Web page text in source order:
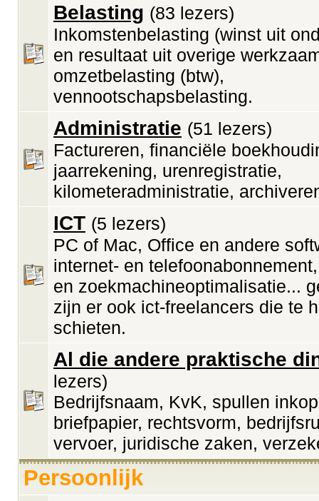
Belasting (83 lezers)
Inkomstenbelasting (winst uit
en resultaat uit overige
omzetbelasting (btw),
vennootschapsbelasting.
Administratie (51 lezers)
Factureren, financiële
jaarrekening, urenregistratie,
kilometeradministratie,
ICT (5 lezers)
PC of Mac, Office en andere
internet- en
en zoekmachineoptimalisatie...
zijn er ook ict-freelancers die te
schieten.
Al die andere praktische
lezers)
Bedrijfsnaam, KvK, spullen
briefpapier, rechtsvorm,
vervoer, juridische zaken,
Persoonlijk